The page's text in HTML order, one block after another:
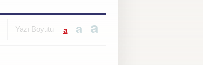
Yazı Boyutu a a a